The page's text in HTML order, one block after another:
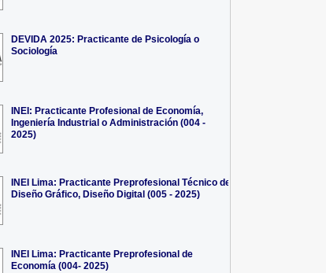
DEVIDA 2025: Practicante de Psicología o
Sociología
INEI: Practicante Profesional de Economía,
Ingeniería Industrial o Administración (004 -
2025)
INEI Lima: Practicante Preprofesional Técnico de
Diseño Gráfico, Diseño Digital (005 - 2025)
INEI Lima: Practicante Preprofesional de
Economía (004- 2025)